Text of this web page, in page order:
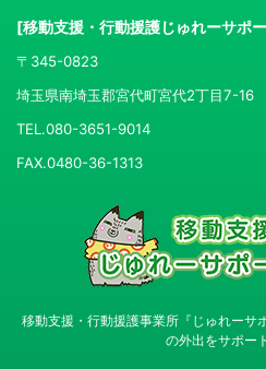
[移動支援・行動援護じゅれーサポ
〒345-0823
埼玉県南埼玉郡宮代町宮代2丁目7-16
TEL.080-3651-9014
FAX.0480-36-1313
移動支援・行動援護事業所『じゅれーサ
の外出をサポー